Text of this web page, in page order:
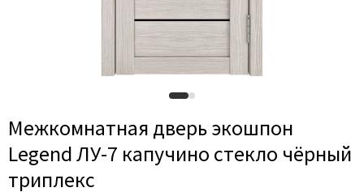
Межкомнатная дверь экошпон
Legend ЛУ-7 капучино стекло чёрный
триплекс